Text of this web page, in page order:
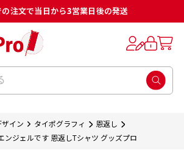
注文で当日から3営業日後の発送
イン タイポグラフィ
恩返し
ンジェルです 恩返しTシャツ グッズプロ
データ入稿でのぼり旗を製作
データは基本的にイラストレー
せていただいております。
しでのご注文となります。
ンをしたデザインそのものを
ッズプロで販売として取り扱っ
インをする際に、考えると良
インとしては基本的に左側と
通すミミ（業界用語でチチと
サイズ一覧
については以下のサイズ表の通
ルサイズで製作をしたい場合
お気軽にご相談ください。
サイズ一覧
については以下のサイズ表の通
ルサイズで製作をしたい場合
お気軽にご相談ください。
の位置はのぼり旗に対して上
には上辺２か所に対してチチ
ものぼり旗自体をポールにく
チについて
の位置はのぼり旗に対して上
には上辺２か所に対してチチ
ものぼり旗自体をポールにく
何？
ートカッター（熱で焼き切る
折り返し縫いをすることで風
すい四辺の強度を増す加工で
生地の種類
（切り込み）加工とは？
込み）を入れることで横幕が
のように見せるための加工手